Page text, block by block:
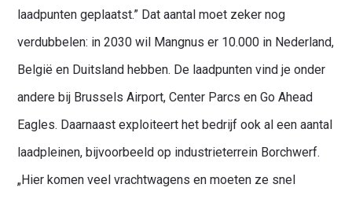
laadpunten geplaatst.” Dat aantal moet zeker nog
verdubbelen: in 2030 wil Mangnus er 10.000 in Nederland,
België en Duitsland hebben. De laadpunten vind je onder
andere bij Brussels Airport, Center Parcs en Go Ahead
Eagles. Daarnaast exploiteert het bedrijf ook al een aantal
laadpleinen, bijvoorbeeld op industrieterrein Borchwerf.
„Hier komen veel vrachtwagens en moeten ze snel